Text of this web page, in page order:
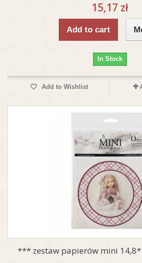
15,17 zł
Add to cart
In Stock
Add to Wishlist
*** zestaw papierów mini